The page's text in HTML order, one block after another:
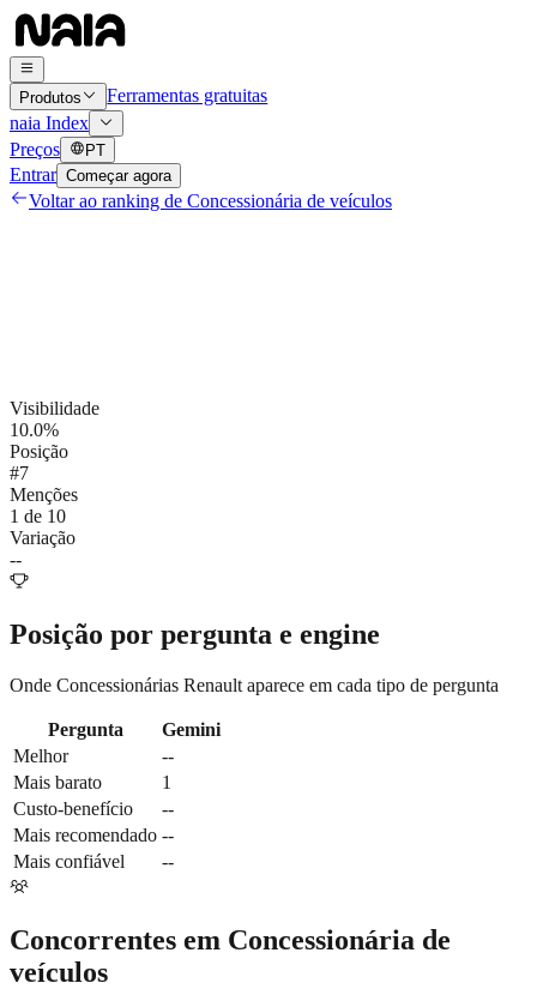
Produtos
Ferramentas gratuitas
naia Index
Preços
PT
Entrar Começar agora
Voltar ao ranking de Concessionária de veículos
Visibilidade
10.0%
Posição
#7
Menções
1 de 10
Variação
--
Posição por pergunta e engine
Onde Concessionárias Renault aparece em cada tipo de pergunta
Pergunta
Gemini
Melhor
--
Mais barato
1
Custo-benefício
--
Mais recomendado --
Mais confiável
--
Concorrentes em Concessionária de
veículos